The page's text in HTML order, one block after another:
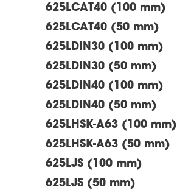
625LCAT40 (100 mm)
625LCAT40 (50 mm)
625LDIN30 (100 mm)
625LDIN30 (50 mm)
625LDIN40 (100 mm)
625LDIN40 (50 mm)
625LHSK-A63 (100 mm)
625LHSK-A63 (50 mm)
625LJS (100 mm)
625LJS (50 mm)